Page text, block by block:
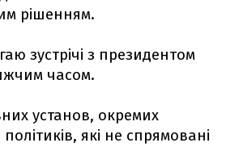
рішенням.
зустрічі з президентом
часом.
установ, окремих
які не спрямовані